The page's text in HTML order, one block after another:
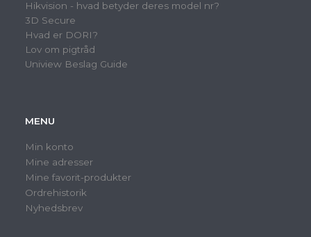
Hikvision - hvad betyder deres model nr?
3D Secure
Hvad er DORI?
Lov om pigtråd
Uniview Beslag Guide
MENU
Min konto
Mine adresser
Mine favorit-produkter
Ordrehistorik
Nyhedsbrev